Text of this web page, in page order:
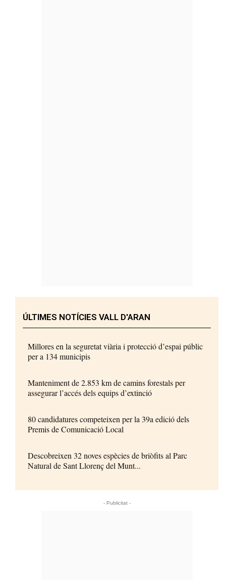
ÚLTIMES NOTÍCIES VALL D'ARAN
Millores en la seguretat viària i protecció d’espai públic
per a 134 municipis
Manteniment de 2.853 km de camins forestals per
assegurar l’accés dels equips d’extinció
80 candidatures competeixen per la 39a edició dels
Premis de Comunicació Local
Descobreixen 32 noves espècies de briòfits al Parc
Natural de Sant Llorenç del Munt...
- Publicitat -